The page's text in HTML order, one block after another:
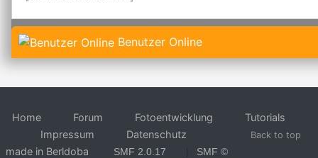
Benutzer Online
Home Forum Fotoentwicklung
Tutorials
Impressum
Datenschutz Back to top
made in Berldoba SMF 2.0.17
SMF ©